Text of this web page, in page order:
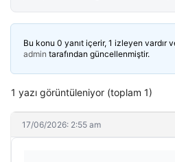
Bu konu 0 yanıt içerir, 1 izleyen vardır
admin tarafından güncellenmiştir.
1 yazı görüntüleniyor (toplam 1)
17/06/2026: 2:55 am